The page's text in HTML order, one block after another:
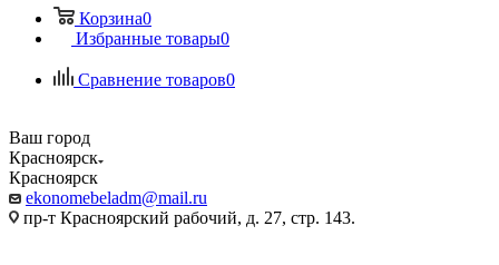
Корзина0
Избранные товары0
Сравнение товаров0
Ваш город
Красноярск
Красноярск
ekonomebeladm@mail.ru
пр-т Красноярский рабочий, д. 27, стр. 143.